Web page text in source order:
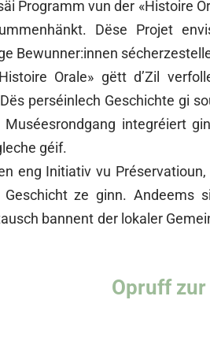
Programm vun der «Histoire
Dëse Projet
Bewunner:innen
Orale» gëtt d’Zil
perséinlech Geschichte gi
integréiert
géif.
eng Initiativ vu
ze ginn.
bannent der lokaler
Opruff